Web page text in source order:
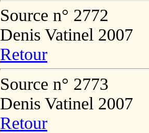
Source n° 2772
Denis Vatinel 2007
Retour
Source n° 2773
Denis Vatinel 2007
Retour